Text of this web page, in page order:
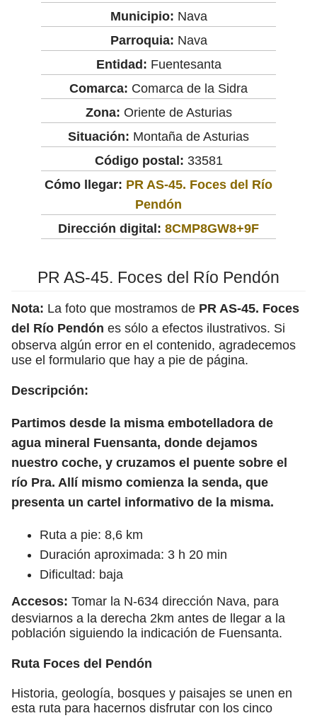
Municipio: Nava
Parroquia: Nava
Entidad: Fuentesanta
Comarca: Comarca de la Sidra
Zona: Oriente de Asturias
Situación: Montaña de Asturias
Código postal: 33581
Cómo llegar: PR AS-45. Foces del Río
Pendón
Dirección digital: 8CMP8GW8+9F
PR AS-45. Foces del Río Pendón
Nota: La foto que mostramos de PR AS-45. Foces
del Río Pendón es sólo a efectos ilustrativos. Si
observa algún error en el contenido, agradecemos
use el formulario que hay a pie de página.
Descripción:
Partimos desde la misma embotelladora de
agua mineral Fuensanta, donde dejamos
nuestro coche, y cruzamos el puente sobre el
río Pra. Allí mismo comienza la senda, que
presenta un cartel informativo de la misma.
Ruta a pie: 8,6 km
Duración aproximada: 3 h 20 min
Dificultad: baja
Accesos: Tomar la N-634 dirección Nava, para
desviarnos a la derecha 2km antes de llegar a la
población siguiendo la indicación de Fuensanta.
Ruta Foces del Pendón
Historia, geología, bosques y paisajes se unen en
esta ruta para hacernos disfrutar con los cinco